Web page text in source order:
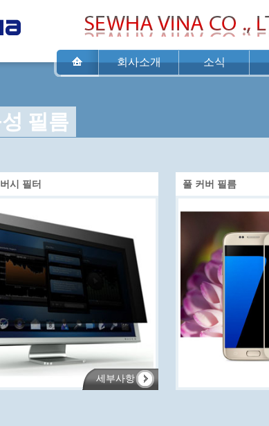
회사소개 소식
필름
시 필터
세부사항
풀 커버 필름